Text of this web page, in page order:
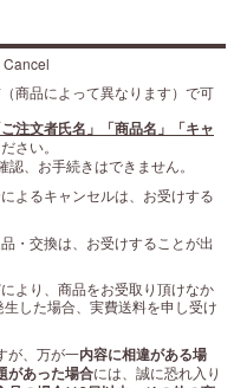
Cancel
商品によって異なります）で可
注文者氏名」「商品名」「キャ
さい。
、お手続きはできません。
よるキャンセルは、お受けする
・交換は、お受けすることが出
より、商品をお受取り頂けなか
した場合、実費送料を申し受け
が、万が一内容に相違がある場
があった場合には、誠に恐れ入り